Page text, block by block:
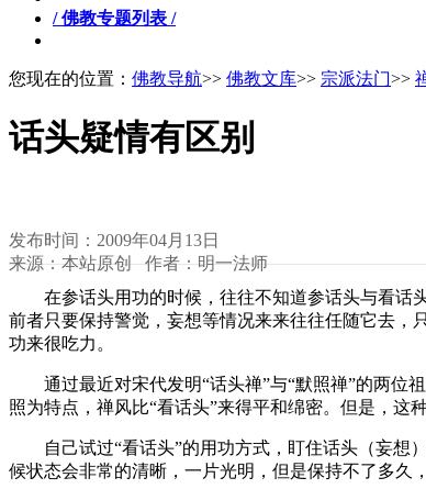
/ 佛教专题列表 /
您现在的位置： 佛教导航>> 佛教文库>> 宗派法门>>
话头疑情有区别
发布时间：2009年04月13日
来源：本站原创 作者：明一法师
在参话头用功的时候，往往不知道参话头与看话头
前者只要保持警觉，妄想等情况来来往往任随它去，
功来很吃力。
通过最近对宋代发明“话头禅”与“默照禅”的两位祖
照为特点，禅风比“看话头”来得平和绵密。但是，这
自己试过“看话头”的用功方式，盯住话头（妄想）
候状态会非常的清晰，一片光明，但是保持不了多久